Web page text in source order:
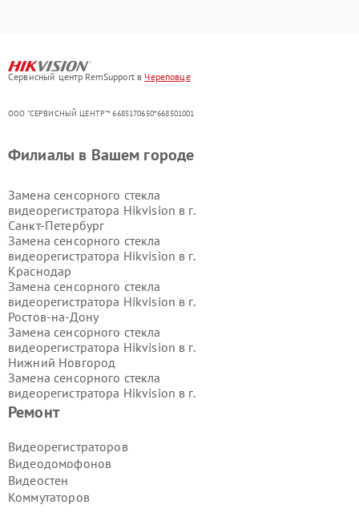
Сервисный центр RemSupport в Череповце
ООО "СЕРВИСНЫЙ ЦЕНТР"* 6685170650*668501001
Ремонт
Видеорегистраторов
Видеодомофонов
Видеостен
Коммутаторов
Филиалы в Вашем городе
Замена сенсорного стекла
видеорегистратора Hikvision в г.
Санкт-Петербург
Замена сенсорного стекла
видеорегистратора Hikvision в г.
Краснодар
Замена сенсорного стекла
видеорегистратора Hikvision в г.
Ростов-на-Дону
Замена сенсорного стекла
видеорегистратора Hikvision в г.
Нижний Новгород
Замена сенсорного стекла
видеорегистратора Hikvision в г.
Новосибирск
видеорегистратора Hikvision в г.
Екатеринбург
Замена сенсорного стекла
видеорегистратора Hikvision в г.
Казань